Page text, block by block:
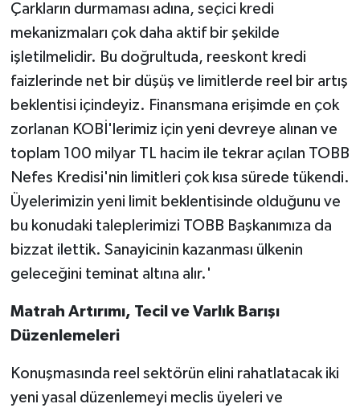
Çarkların durmaması adına, seçici kredi
mekanizmaları çok daha aktif bir şekilde
işletilmelidir. Bu doğrultuda, reeskont kredi
faizlerinde net bir düşüş ve limitlerde reel bir artış
beklentisi içindeyiz. Finansmana erişimde en çok
zorlanan KOBİ'lerimiz için yeni devreye alınan ve
toplam 100 milyar TL hacim ile tekrar açılan TOBB
Nefes Kredisi'nin limitleri çok kısa sürede tükendi.
Üyelerimizin yeni limit beklentisinde olduğunu ve
bu konudaki taleplerimizi TOBB Başkanımıza da
bizzat ilettik. Sanayicinin kazanması ülkenin
geleceğini teminat altına alır.'
Matrah Artırımı, Tecil ve Varlık Barışı
Düzenlemeleri
Konuşmasında reel sektörün elini rahatlatacak iki
yeni yasal düzenlemeyi meclis üyeleri ve